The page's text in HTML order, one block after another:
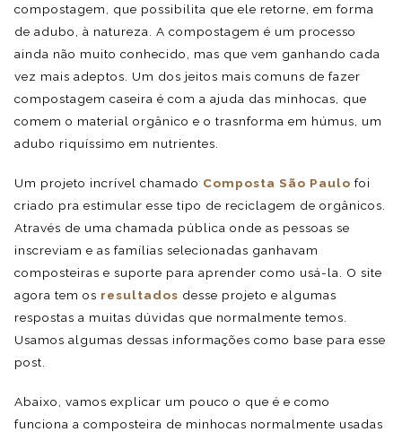
compostagem, que possibilita que ele retorne, em forma
de adubo, à natureza. A compostagem é um processo
ainda não muito conhecido, mas que vem ganhando cada
vez mais adeptos. Um dos jeitos mais comuns de fazer
compostagem caseira é com a ajuda das minhocas, que
comem o material orgânico e o trasnforma em húmus, um
adubo riquíssimo em nutrientes.
Um projeto incrível chamado Composta São Paulo foi
criado pra estimular esse tipo de reciclagem de orgânicos.
Através de uma chamada pública onde as pessoas se
inscreviam e as famílias selecionadas ganhavam
composteiras e suporte para aprender como usá-la. O site
agora tem os resultados desse projeto e algumas
respostas a muitas dúvidas que normalmente temos.
Usamos algumas dessas informações como base para esse
post.
Abaixo, vamos explicar um pouco o que é e como
funciona a composteira de minhocas normalmente usadas